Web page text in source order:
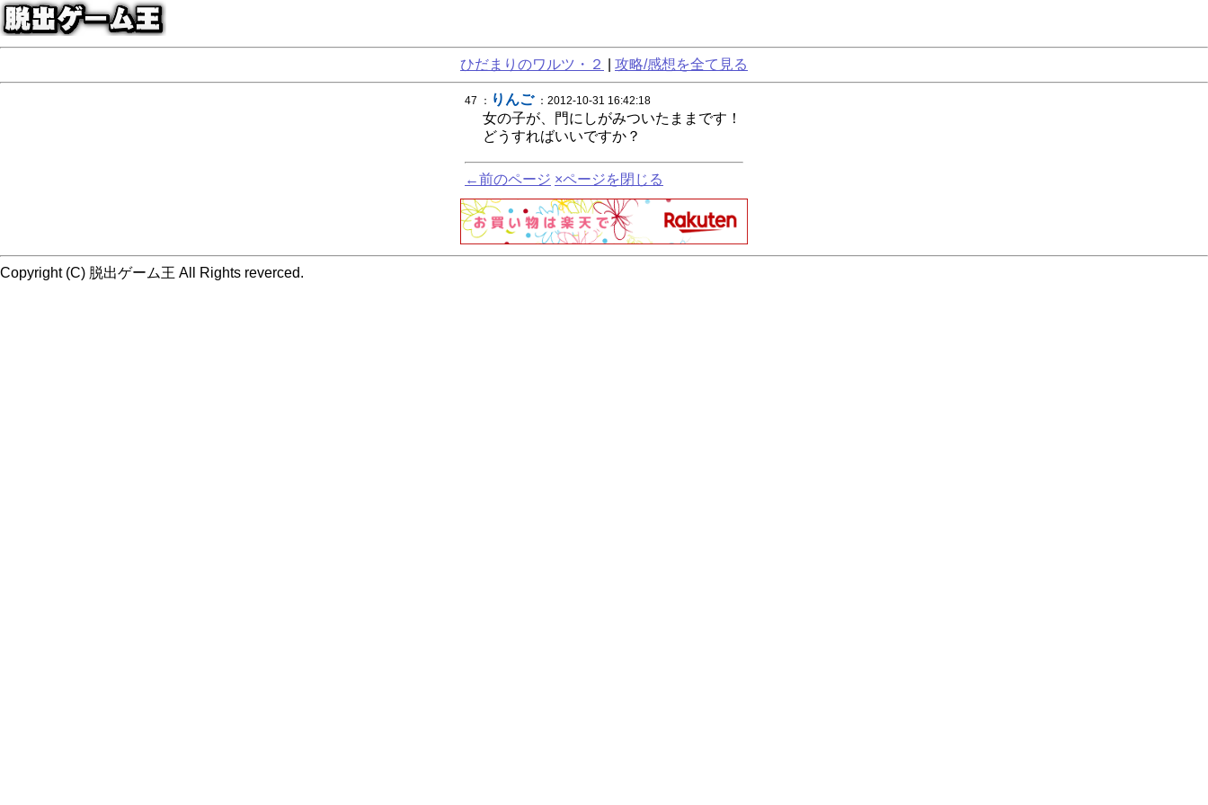
ひだまりのワルツ・２ 攻略/感想を全て見る
47 ： りんご：2012-10-31 16:42:18
女の子が、門にしがみついたままです！
どうすればいいですか？
←前のページ ×ページを閉じる
Copyright (C) 脱出ゲーム王 All Rights reverced.